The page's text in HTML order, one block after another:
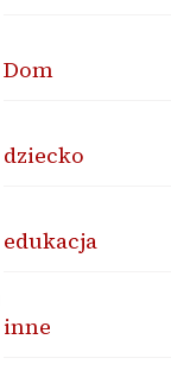
Dom
dziecko
edukacja
inne